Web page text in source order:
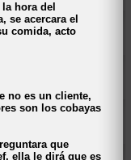
hora del
se acercara el
comida, acto
no es un cliente,
son los cobayas
que
ella le dirá que es